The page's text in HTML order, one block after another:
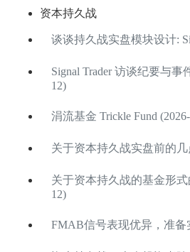
资本持久战
谈谈持久战实盘模块设计:
Signal Trader 访谈纪要与事
12)
涓流基金 Trickle Fund
关于资本持久战实盘前的几
关于资本持久战的基金形
12)
FMAB信号表现优异，准备